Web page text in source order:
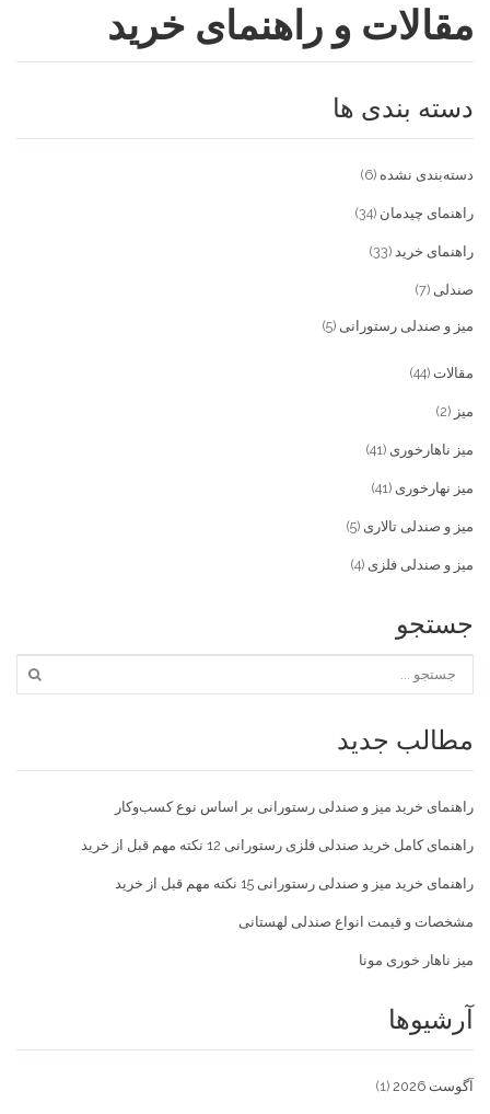
فروشگاه
میز و صندلی خانگی
تماس با ما
خدمات
تماس با ما
سوالات متداول
پیش پرداخت
مقالات و راهنمای خرید
دسته بندی ها
دسته‌بندی نشده (6)
راهنمای چیدمان (34)
راهنمای خرید (33)
صندلی (7)
میز و صندلی رستورانی (5)
مقالات (44)
میز (2)
میز ناهارخوری (41)
میز نهارخوری (41)
میز و صندلی تالاری (5)
میز و صندلی فلزی (4)
جستجو
مطالب جدید
راهنمای خرید میز و صندلی رستورانی بر اساس نوع کسب‌و‌کار
راهنمای کامل خرید صندلی فلزی رستورانی 12 نکته مهم قبل از خرید
راهنمای خرید میز و صندلی رستورانی 15 نکته مهم قبل از خرید
مشخصات و قیمت انواع صندلی لهستانی
میز ناهار خوری مونا
آرشیوها
آگوست 2026 (1)